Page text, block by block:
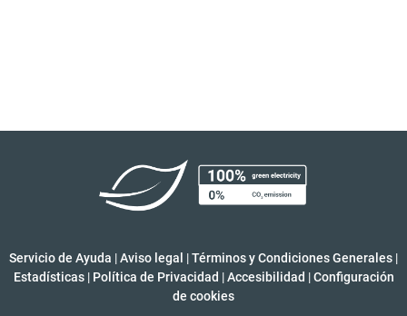
Servicio de Ayuda |Aviso legal |Términos y Condiciones Generales |
Estadísticas | Política de Privacidad | Accesibilidad | Configuración
de cookies